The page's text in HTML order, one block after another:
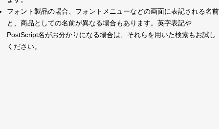
新着一覧
タイプフェイス
明朝体
角ゴシック
フォント製品の場合、フォントメニューなどの画面に表記される名前
と、商品としての名前が異なる場合もあります。英字表記や
PostScript名がお分かりになる場合は、それらを用いた検索もお試し
ください。